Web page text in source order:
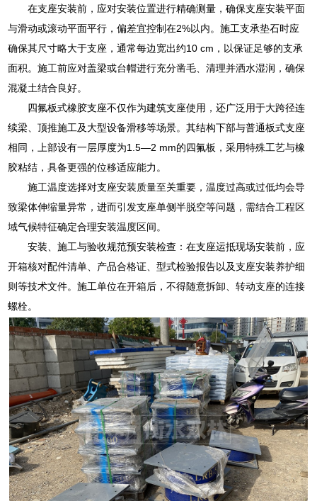
在支座安装前，应对安装位置进行精确测量，确保支座安装平面
与滑动或滚动平面平行，偏差宜控制在2%以内。施工支承垫石时应
确保其尺寸略大于支座，通常每边宽出约10 cm，以保证足够的支承
面积。施工前应对盖梁或台帽进行充分凿毛、清理并洒水湿润，确保
混凝土结合良好。
四氟板式橡胶支座不仅作为建筑支座使用，还广泛用于大跨径连
续梁、顶推施工及大型设备滑移等场景。其结构下部与普通板式支座
相同，上部设有一层厚度为1.5—2 mm的四氟板，采用特殊工艺与橡
胶粘结，具备更强的位移适应能力。
施工温度选择对支座安装质量至关重要，温度过高或过低均会导
致梁体伸缩量异常，进而引发支座单侧半脱空等问题，需结合工程区
域气候特征确定合理安装温度区间。
安装、施工与验收规范预安装检查：在支座运抵现场安装前，应
开箱核对配件清单、产品合格证、型式检验报告以及支座安装养护细
则等技术文件。施工单位在开箱后，不得随意拆卸、转动支座的连接
螺栓。